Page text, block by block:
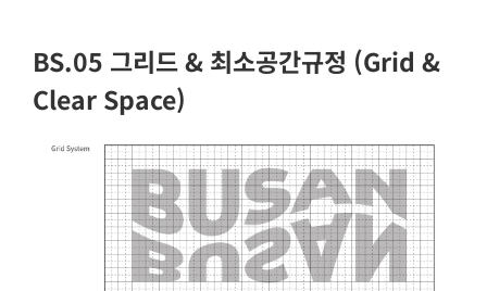
BS.05 그리드 & 최소공간규정 (Grid &
Clear Space)